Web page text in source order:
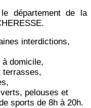
département de la
interdictions,
domicile,
terrasses,
pelouses et
sports de 8h à 20h.